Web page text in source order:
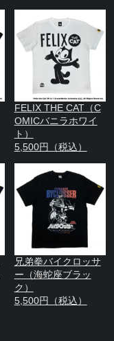
FELIX THE CAT（C
OMICバニラホワイ
ト）
5,500円（税込）
兄弟拳バイクロッサ
ー（海蛇座ブラッ
ク）
5,500円（税込）